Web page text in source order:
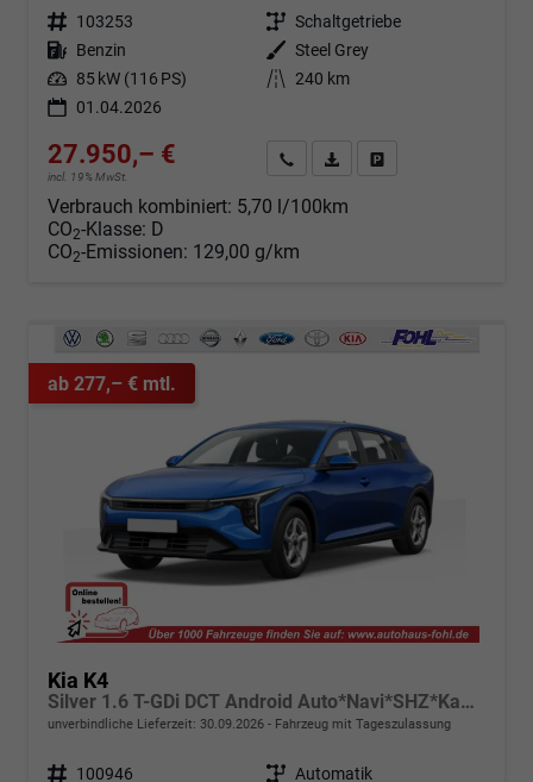
Fahrzeugnr. 103253 Getriebe Schaltgetriebe
Kraftstoff Benzin Außenfarbe Steel Grey
Leistung 85 kW (116 PS) Kilometerstand 240 km
01.04.2026
27.950,– €
incl. 19% MwSt.
Angebot anfordern
Fahrzeugexpose (PDF)
Verbrauch kombiniert: 5,70 l/100km
CO2-Klasse: D
CO2-Emissionen: 129,00 g/km
ab 277,– € mtl.
Kia K4
Silver 1.6 T-GDi DCT Android Auto*Navi*SHZ*Kamera*ACC*Keyless*2Z Klimaauto*
unverbindliche Lieferzeit: 30.09.2026 Fahrzeug mit Tageszulassung
Fahrzeugnr. 100946 Getriebe Automatik